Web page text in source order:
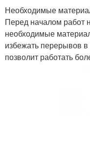
Необходимые
Перед началом работ
необходимые
избежать перерывов в
позволит работать